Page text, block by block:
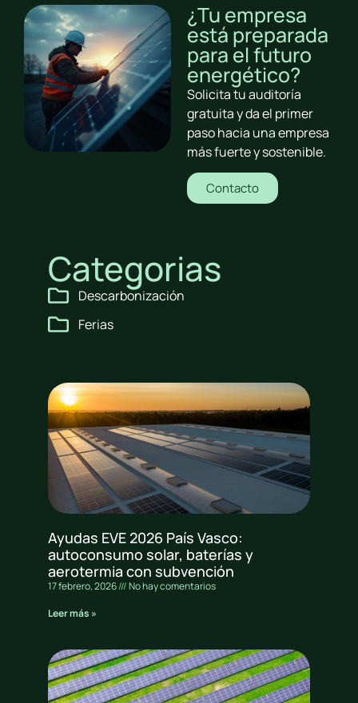
¿Tu empresa
está preparada
para el futuro
energético?
Solicita tu auditoría
gratuita y da el primer
paso hacia una empresa
más fuerte y sostenible.
Contacto
Categorias
Descarbonización
Ferias
Ayudas EVE 2026 País Vasco:
autoconsumo solar, baterías y
aerotermia con subvención
17 febrero, 2026
No hay comentarios
Leer más »